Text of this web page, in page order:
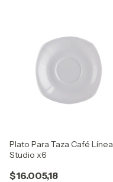
Plato Para Taza Café Línea
Studio x6
$16.005,18